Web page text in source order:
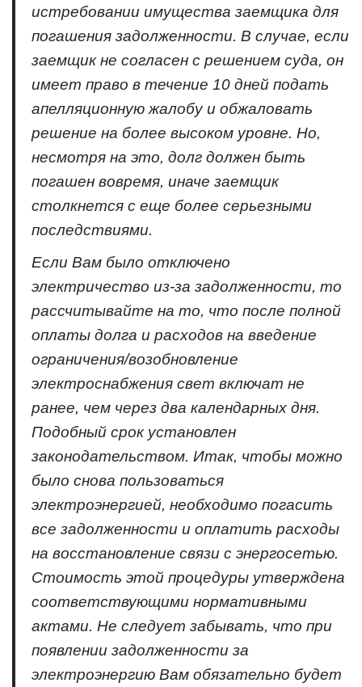
истребовании имущества заемщика для
погашения задолженности. В случае, если
заемщик не согласен с решением суда, он
имеет право в течение 10 дней подать
апелляционную жалобу и обжаловать
решение на более высоком уровне. Но,
несмотря на это, долг должен быть
погашен вовремя, иначе заемщик
столкнется с еще более серьезными
последствиями.
Если Вам было отключено
электричество из-за задолженности, то
рассчитывайте на то, что после полной
оплаты долга и расходов на введение
ограничения/возобновление
электроснабжения свет включат не
ранее, чем через два календарных дня.
Подобный срок установлен
законодательством. Итак, чтобы можно
было снова пользоваться
электроэнергией, необходимо погасить
все задолженности и оплатить расходы
на восстановление связи с энергосетью.
Стоимость этой процедуры утверждена
соответствующими нормативными
актами. Не следует забывать, что при
появлении задолженности за
электроэнергию Вам обязательно будет